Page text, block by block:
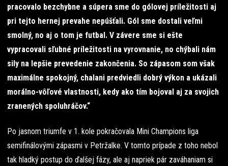
pracovalo bezchybne a súpera sme do gólovej príležitosti aj
pri tejto hernej prevahe nepúšťali. Gól sme dostali veľmi
smolný, no aj o tom je futbal. V závere sme si ešte
vypracovali sľubné príležitosti na vyrovnanie, no chýbali nám
sily na lepšie prevedenie zakončenia. So zápasom som však
maximálne spokojný, chalani predviedli dobrý výkon a ukázali
morálno-vôľové vlastnosti, kedy ako tím bojoval aj za svojich
zranených spoluhráčov.“
Po jasnom triumfe v 1. kole pokračovala Mini Champions liga
semifinálovými zápasmi v Petržalke. V tomto prípade z toho nebol
tak hladký postup do ďalšej fázy, ale aj napriek pár zaváhaniam si